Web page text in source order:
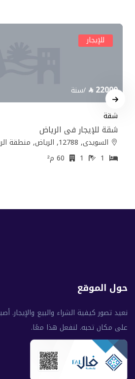
للإيجار
22000
/سنة
شقة
شقة للإيجار في الرياض
السويدي, 12788, الرياض, منطقة الرياض
حول الموقع
نعيد تصور كيفية الشراء والبيع والإيجار.
على مكان تحبه. لنفعل هذا معًا.